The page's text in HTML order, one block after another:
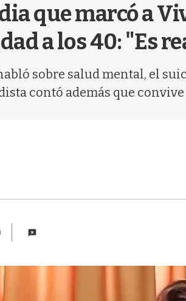
que marcó a
a los 40: "Es
sobre salud mental, el
contó además que